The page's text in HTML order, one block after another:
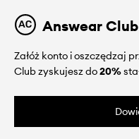
Answear Club
Załóż konto i oszczędzaj
Club zyskujesz do20%